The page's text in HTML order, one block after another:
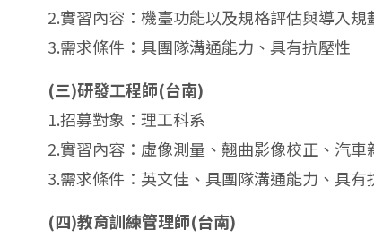
2.實習內容：機臺功能以及規格評估與導入
3.需求條件：具團隊溝通能力、具有抗壓性
(三)研發工程師(台南)
1.招募對象：理工科系
2.實習內容：虛像測量、翹曲影像校正、汽車
3.需求條件：英文佳、具團隊溝通能力、具
(四)教育訓練管理師(台南)